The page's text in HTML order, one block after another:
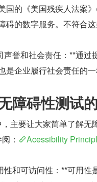
国的《美国残疾人法案
碍的数字服务。不符合
声誉和社会责任：**通过
是企业履行社会责任的
障碍性测试
主要让大家简单了解无
：
Acessibility
性和可访问性：**可用性